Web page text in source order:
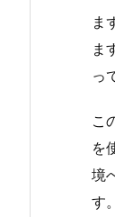
ま
ま
っ
こ
を
境
す。